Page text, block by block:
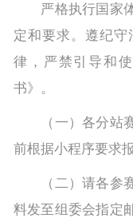
严格执行国家体
定和要求。遵纪守
律，严禁引导和
书》。
（一）各分站赛
前根据小程序要求
（二）请各参赛
料发至组委会指定